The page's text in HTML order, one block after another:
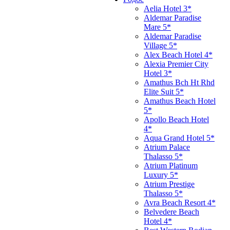
Aelia Hotel 3*
Aldemar Paradise
Mare 5*
Aldemar Paradise
Village 5*
Alex Beach Hotel 4*
Alexia Premier City
Hotel 3*
Amathus Bch Ht Rhd
Elite Suit 5*
Amathus Beach Hotel
5*
Apollo Beach Hotel
4*
Aqua Grand Hotel 5*
Atrium Palace
Thalasso 5*
Atrium Platinum
Luxury 5*
Atrium Prestige
Thalasso 5*
Avra Beach Resort 4*
Belvedere Beach
Hotel 4*